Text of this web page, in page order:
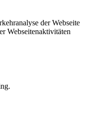
der Webseite
Webseitenaktivitäten